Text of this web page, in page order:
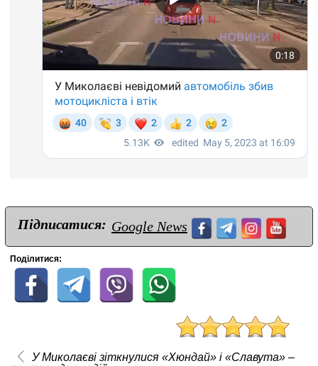
Підписатися: Google News
Поділитися:
У Миколаєві зіткнулися «Хюндай» і «Славута» –